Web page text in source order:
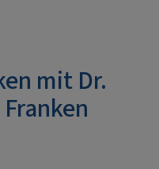
mit Dr.